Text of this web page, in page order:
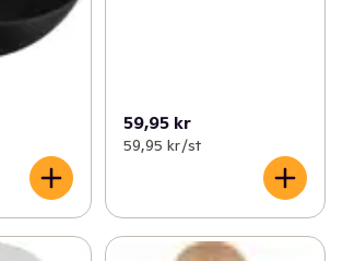
59,95 kr
59,95 kr /st